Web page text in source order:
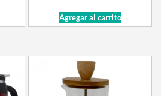
Agregar al carrito